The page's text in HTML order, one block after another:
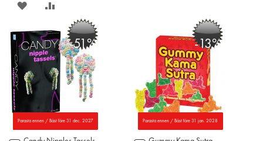
SPARA
ÖNSKELISTAN
JÄMFÖR
ÖNSKELISTAN
JÄMFÖR
Parasta ennen / Bäst före 31 dec. 2027
-51%
Parasta ennen / Bäst före 31 jan. 2028
-13%